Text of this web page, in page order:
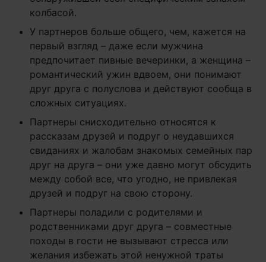
колбасой.
У партнеров больше общего, чем, кажется на
первый взгляд – даже если мужчина
предпочитает пивные вечеринки, а женщина –
романтический ужин вдвоем, они понимают
друг друга с полуслова и действуют сообща в
сложных ситуациях.
Партнеры снисходительно относятся к
рассказам друзей и подруг о неудавшихся
свиданиях и жалобам знакомых семейных пар
друг на друга – они уже давно могут обсудить
между собой все, что угодно, не привлекая
друзей и подруг на свою сторону.
Партнеры поладили с родителями и
родственниками друг друга – совместные
походы в гости не вызывают стресса или
желания избежать этой ненужной траты